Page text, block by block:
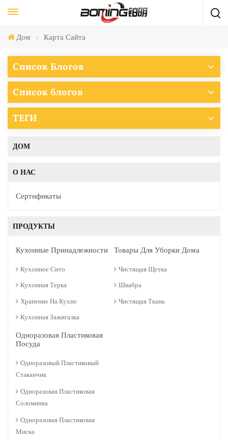
Дом Карта Сайта
Список Блогов
Список блогов
ТЕГИ
ДОМ
О НАС
Сертификаты
ПРОДУКТЫ
Кухонные Принадлежности
Кухонное Сито
Кухонная Терка
Хранение На Кухне
Кухонная Зажигалка
Товары Для Уборки Дома
Чистящая Щетка
Швабра
Чистящая Ткань
Одноразовая Пластиковая
Посуда
Одноразовый Пластиковый
Стаканчик
Одноразовая Пластиковая
Соломинка
Одноразовая Пластиковая
Миска